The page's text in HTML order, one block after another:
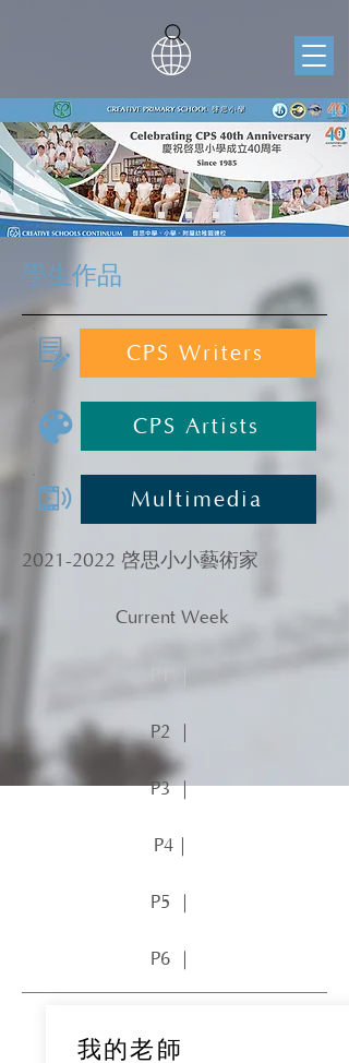
學生作品
CPS Writers
CPS Artists
Multimedia
2021-2022 啓思小小藝術家
Current Week
P2 ｜
P3 ｜
P4｜
P5 ｜
P6 ｜
我的老師